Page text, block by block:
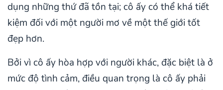
dụng những thứ đã tồn tại; cô ấy có thể khá tiết
kiệm đối với một người mơ về một thế giới tốt
đẹp hơn.
Bởi vì cô ấy hòa hợp với người khác, đặc biệt là ở
mức độ tình cảm, điều quan trọng là cô ấy phải